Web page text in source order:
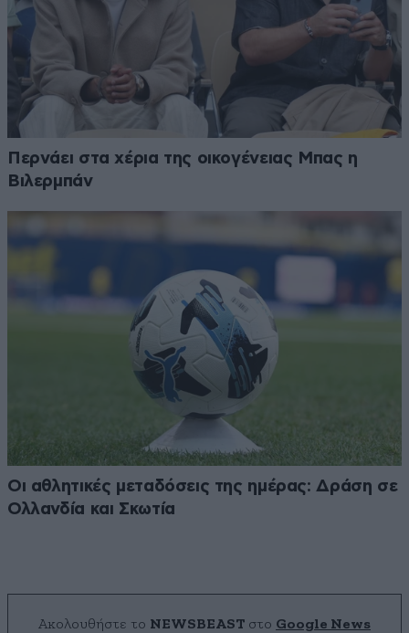
Περνάει στα χέρια της οικογένειας Μπας η
Βιλερμπάν
Οι αθλητικές μεταδόσεις της ημέρας: Δράση σε
Ολλανδία και Σκωτία
Ακολουθήστε το NEWSBEAST στο Google News